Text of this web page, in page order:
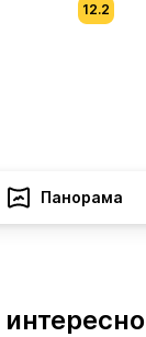
12.2
Панорама